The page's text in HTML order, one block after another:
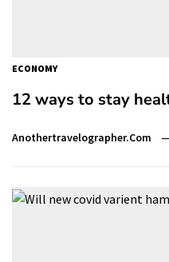
ECONOMY
12 ways to stay
Anothertravelographer.com